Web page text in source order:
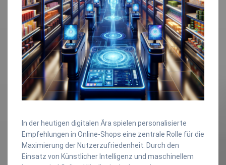
In der heutigen digitalen Ära spielen personalisierte
Empfehlungen in Online-Shops eine zentrale Rolle für die
Maximierung der Nutzerzufriedenheit. Durch den
Einsatz von Künstlicher Intelligenz und maschinellem